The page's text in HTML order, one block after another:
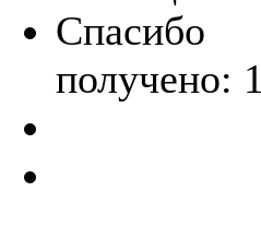
Спасибо
получено: